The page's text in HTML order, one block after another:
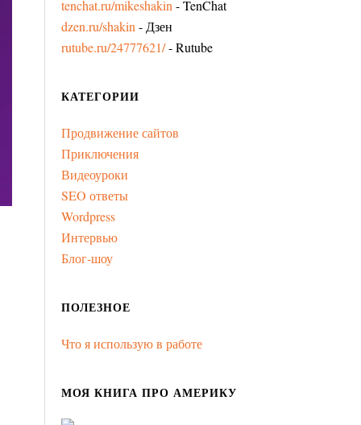
tenchat.ru/mikeshakin - TenChat
dzen.ru/shakin - Дзен
rutube.ru/24777621/- Rutube
КАТЕГОРИИ
Продвижение сайтов
Приключения
Видеоуроки
SEO ответы
Wordpress
Интервью
Блог-шоу
ПОЛЕЗНОЕ
Что я использую в работе
МОЯ КНИГА ПРО АМЕРИКУ